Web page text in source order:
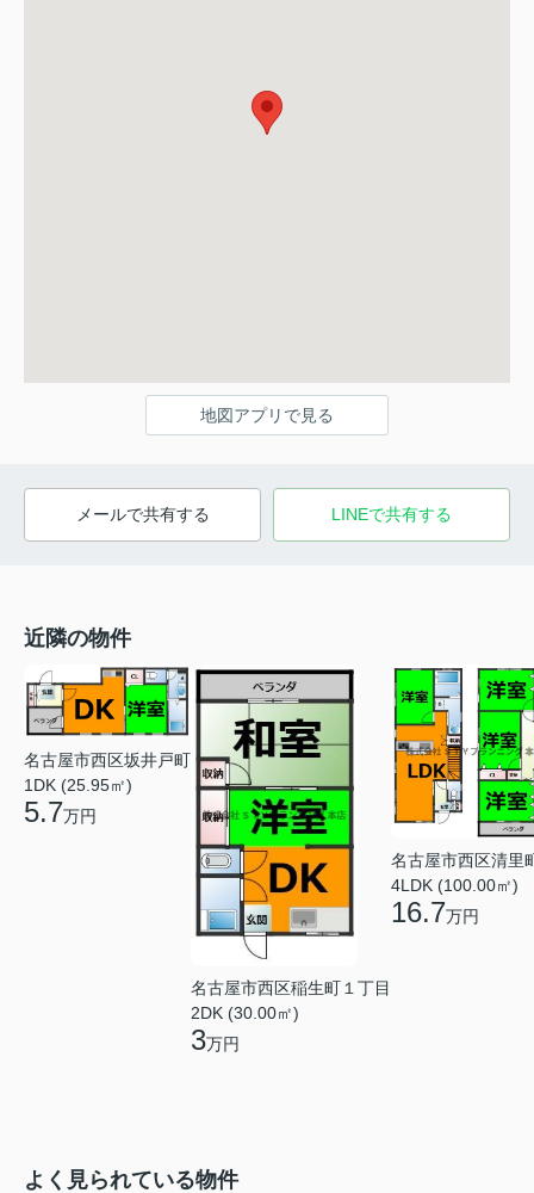
地図アプリで見る
メールで共有する LINEで共有する
近隣の物件
名古屋市西区坂井戸町
1DK (25.95㎡)
5.7万円
名古屋市西区稲生町１丁目
2DK (30.00㎡)
3万円
名古屋市西区清里
4LDK (100.00㎡)
16.7万円
よく見られている物件